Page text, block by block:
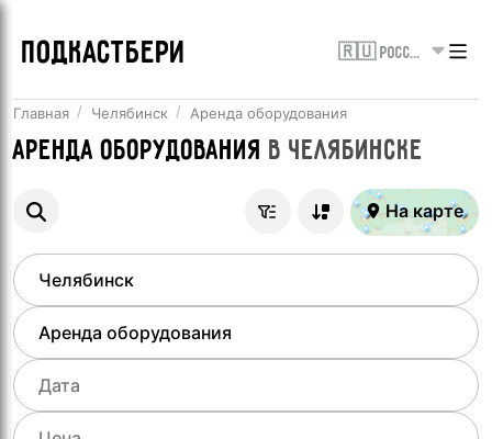
ПОДКАСТБЕРИ 🇷🇺 Россия
Главная Челябинск Аренда оборудования
Аренда оборудования в Челябинске
На карте